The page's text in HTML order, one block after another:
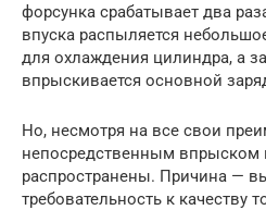
форсунка срабатывает два
впуска распыляется
для охлаждения цилиндра, а
впрыскивается основной
Но, несмотря на все свои
непосредственным впрыском
распространены. Причина —
требовательность к качеству